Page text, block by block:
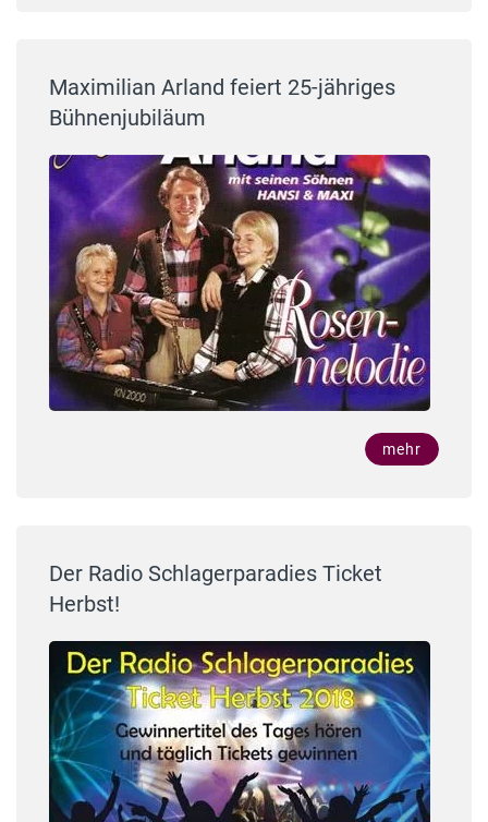
Maximilian Arland feiert 25-jähriges
Bühnenjubiläum
mehr
Der Radio Schlagerparadies Ticket
Herbst!